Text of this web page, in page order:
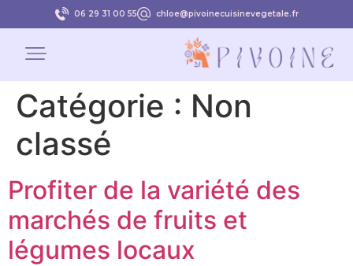
06 29 31 00 55 chloe@pivoinecuisinevegetale.fr
Catégorie : Non
classé
Profiter de la variété des
marchés de fruits et
légumes locaux